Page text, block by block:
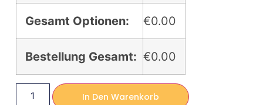
Gesamt Optionen: €0.00
Bestellung Gesamt: €0.00
In Den Warenkorb